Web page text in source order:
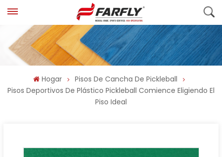
Hogar
Pisos De Cancha De Pickleball
Pisos Deportivos De Plástico Pickleball Comience Eligiendo El
Piso Ideal